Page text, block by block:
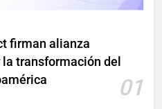
firman alianza
transformación del
01